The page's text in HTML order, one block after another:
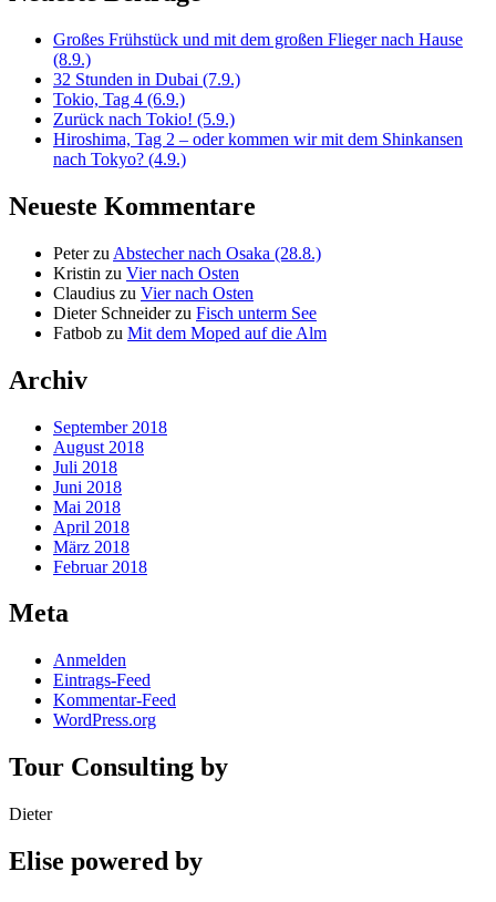
Großes Frühstück und mit dem großen Flieger nach Hause
(8.9.)
32 Stunden in Dubai (7.9.)
Tokio, Tag 4 (6.9.)
Zurück nach Tokio! (5.9.)
Hiroshima, Tag 2 – oder kommen wir mit dem Shinkansen
nach Tokyo? (4.9.)
Neueste Kommentare
Peterzu Abstecher nach Osaka (28.8.)
Kristin zu Vier nach Osten
Claudius zu Vier nach Osten
Dieter Schneiderzu Fisch unterm See
Fatbob zu Mit dem Moped auf die Alm
Archiv
September 2018
August 2018
Juli 2018
Juni 2018
Mai 2018
April 2018
März 2018
Februar 2018
Meta
Anmelden
Eintrags-Feed
Kommentar-Feed
WordPress.org
Tour Consulting by
Dieter
Elise powered by